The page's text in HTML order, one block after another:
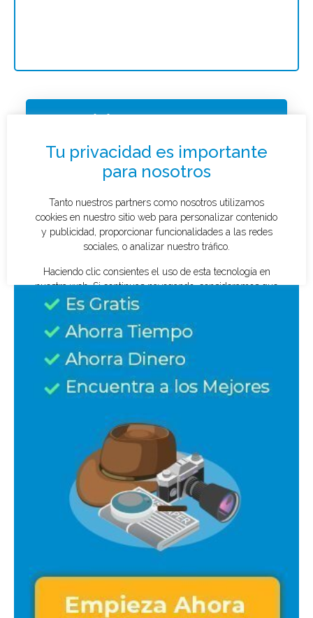
Solicitar presupuesto
¿Qué tipo de caso quieres investigar?